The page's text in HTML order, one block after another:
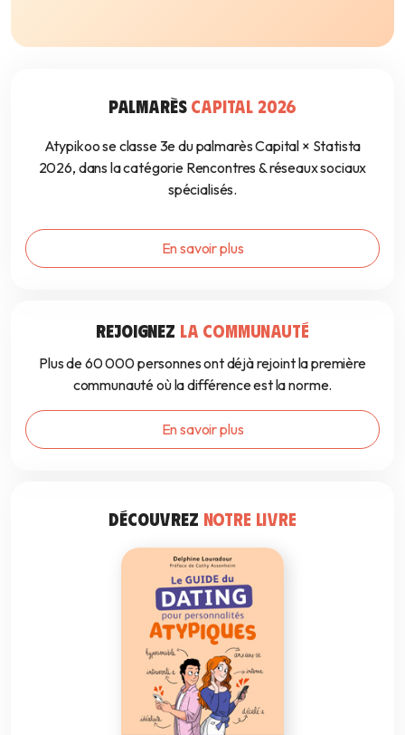
PALMARÈS CAPITAL 2026
Atypikoo se classe 3e du palmarès Capital × Statista
2026, dans la catégorie Rencontres & réseaux sociaux
spécialisés.
En savoir plus
REJOIGNEZ LA COMMUNAUTÉ
Plus de 60 000 personnes ont déjà rejoint la première
communauté où la différence est la norme.
En savoir plus
DÉCOUVREZ NOTRE LIVRE